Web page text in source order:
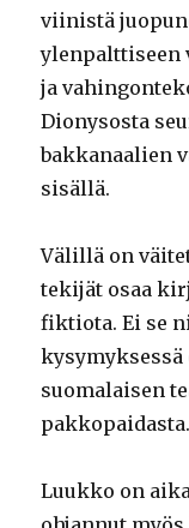
viinistä
ylenpalttiseen
ja
Dionysosta
bakkanaalien
sisällä.
Välillä on
tekijät osaa
fiktiota. Ei se
suomalaisen
pakkopaidasta.
Luukko on